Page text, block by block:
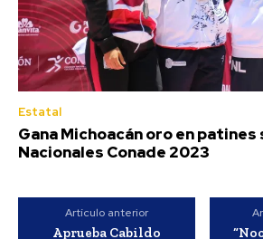
Estatal
Gana Michoacán oro en
Nacionales Conade 2023
Artículo anterior
Aprueba Cabildo